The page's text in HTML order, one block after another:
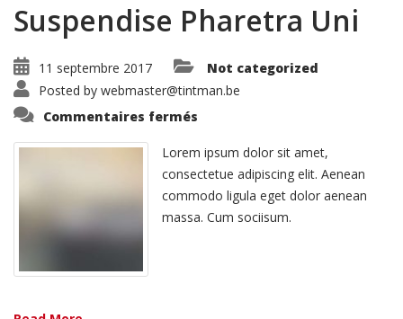
Suspendise Pharetra Uni
11 septembre 2017
Not categorized
Posted by webmaster@tintman.be
Commentaires fermés
Uni
Lorem ipsum dolor sit amet,
consectetue adipiscing elit. Aenean
commodo ligula eget dolor aenean
massa. Cum sociisum.